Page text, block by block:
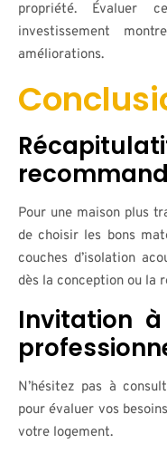
propriété. Évaluer
investissement
améliorations.
Pour une maison plus
de choisir les bons
couches d’isolation
dès la conception ou la
Invitation
N’hésitez pas à
pour évaluer vos
votre logement.